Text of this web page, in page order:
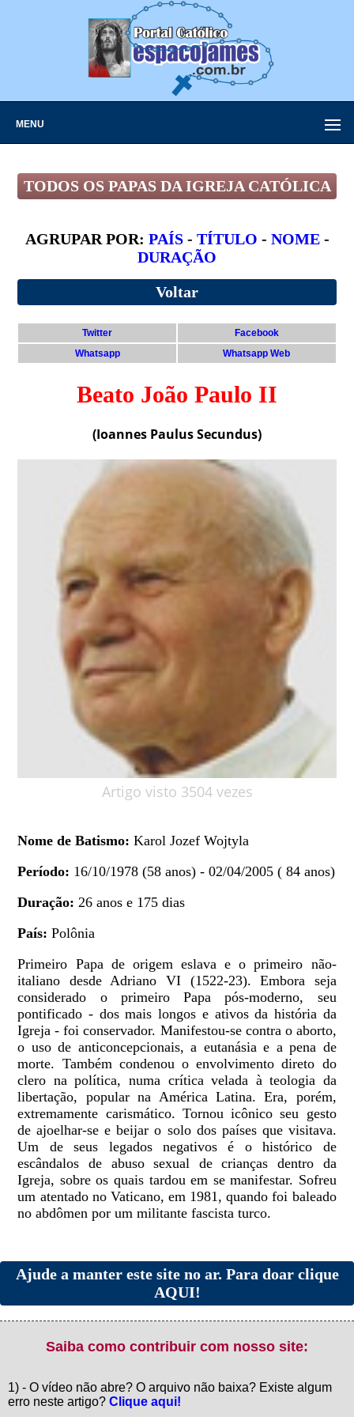
MENU
TODOS OS PAPAS DA IGREJA CATÓLICA
AGRUPAR POR: PAÍS- TÍTULO - NOME-
DURAÇÃO
Voltar
Twitter
Facebook
Whatsapp
Whatsapp Web
Beato João Paulo II
(Ioannes Paulus Secundus)
Artigo visto 3504 vezes
Nome de Batismo:Karol Jozef Wojtyla
Período: 16/10/1978 (58 anos) - 02/04/2005 ( 84 anos)
Duração:26 anos e 175 dias
País:Polônia
Primeiro Papa de origem eslava e o primeiro não-
italiano desde Adriano VI (1522-23). Embora seja
considerado o primeiro Papa pós-moderno, seu
pontificado - dos mais longos e ativos da história da
Igreja - foi conservador. Manifestou-se contra o aborto,
o uso de anticoncepcionais, a eutanásia e a pena de
morte. Também condenou o envolvimento direto do
clero na política, numa crítica velada à teologia da
libertação, popular na América Latina. Era, porém,
extremamente carismático. Tornou icônico seu gesto
de ajoelhar-se e beijar o solo dos países que visitava.
Um de seus legados negativos é o histórico de
escândalos de abuso sexual de crianças dentro da
Igreja, sobre os quais tardou em se manifestar. Sofreu
um atentado no Vaticano, em 1981, quando foi baleado
no abdômen por um militante fascista turco.
Ajude a manter este site no ar. Para doar clique
AQUI!
Saiba como contribuir com nosso site:
1) - O vídeo não abre? O arquivo não baixa? Existe algum
erro neste artigo? Clique aqui!